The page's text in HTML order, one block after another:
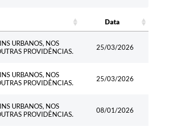
Data
URBANOS, NOS
PROVIDÊNCIAS.
25/03/2026
URBANOS, NOS
PROVIDÊNCIAS.
25/03/2026
URBANOS, NOS
PROVIDÊNCIAS.
08/01/2026